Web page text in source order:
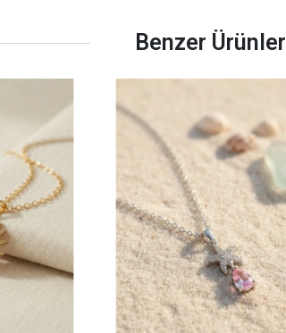
Benzer Ürünler